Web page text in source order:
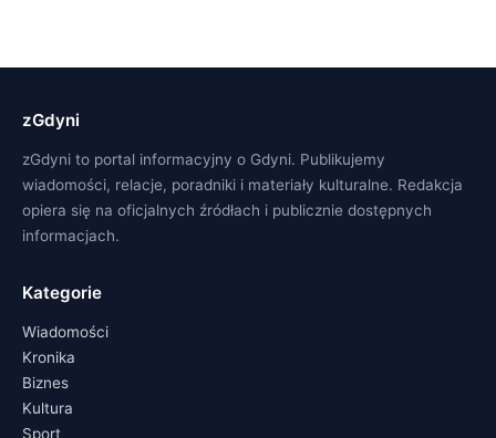
zGdyni
zGdyni to portal informacyjny o Gdyni. Publikujemy
wiadomości, relacje, poradniki i materiały kulturalne. Redakcja
opiera się na oficjalnych źródłach i publicznie dostępnych
informacjach.
Kategorie
Wiadomości
Kronika
Biznes
Kultura
Sport